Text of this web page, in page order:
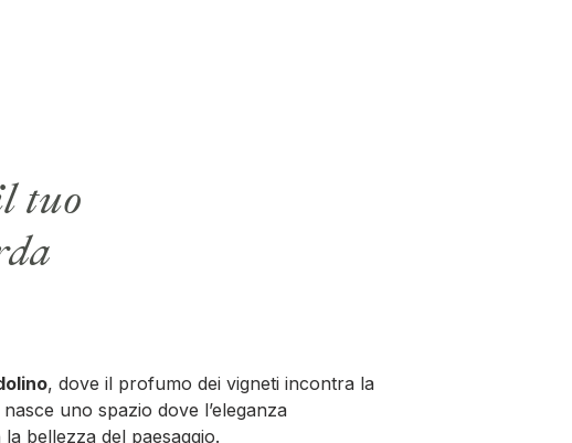
tuo
, dove il profumo dei vigneti incontra la
nasce uno spazio dove l’eleganza
bellezza del paesaggio.